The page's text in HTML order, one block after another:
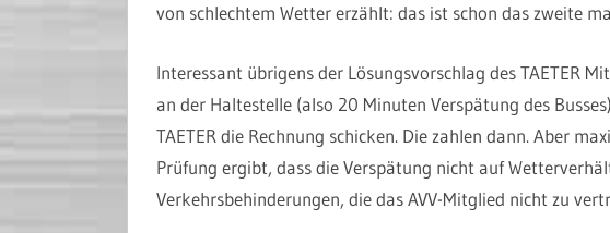
von schlechtem Wetter erzählt: das ist schon das zweite
Interessant übrigens der Lösungsvorschlag des TAETER
an der Haltestelle (also 20 Minuten Verspätung des
TAETER die Rechnung schicken. Die zahlen dann. Aber
Prüfung ergibt, dass die Verspätung nicht auf
Verkehrsbehinderungen, die das AVV-Mitglied nicht zu